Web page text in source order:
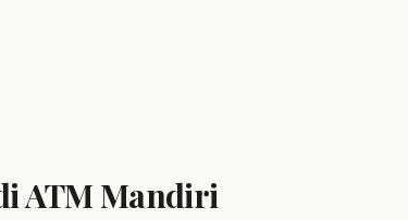
ATM Mandiri